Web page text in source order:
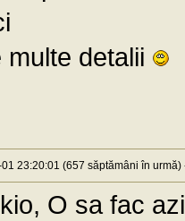
multe detalii
23:20:01 (657 săptămâni în urmă)
O sa fac